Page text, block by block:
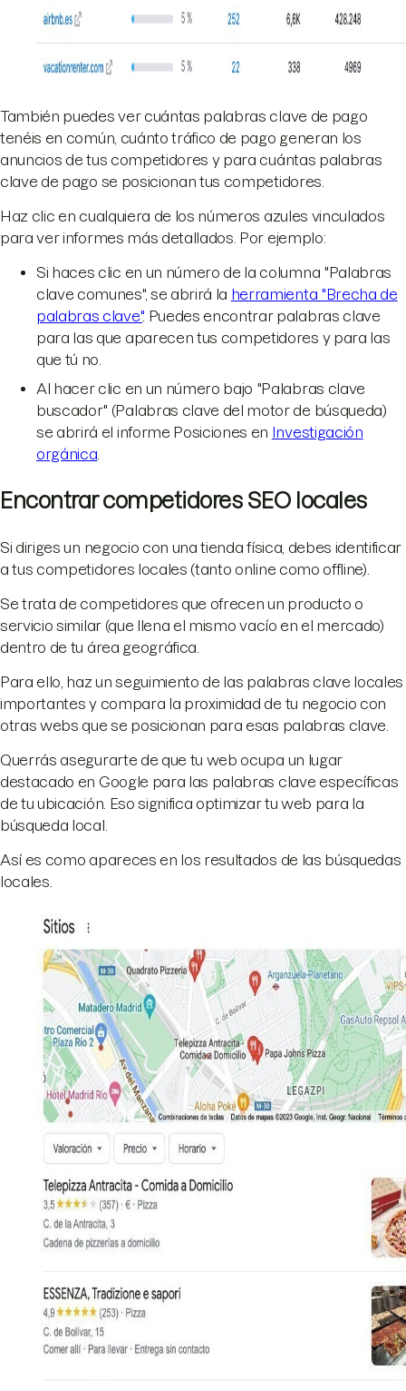
También puedes ver cuántas palabras clave de pago
tenéis en común, cuánto tráfico de pago generan los
anuncios de tus competidores y para cuántas palabras
clave de pago se posicionan tus competidores.
Haz clic en cualquiera de los números azules vinculados
para ver informes más detallados. Por ejemplo:
Si haces clic en un número de la columna "Palabras
clave comunes", se abrirá la herramienta "Brecha de
palabras clave". Puedes encontrar palabras clave
para las que aparecen tus competidores y para las
que tú no.
Al hacer clic en un número bajo "Palabras clave
buscador" (Palabras clave del motor de búsqueda)
se abrirá el informe Posiciones en Investigación
orgánica
Encontrar competidores SEO locales
Si diriges un negocio con una tienda física, debes identificar
a tus competidores locales (tanto online como offline).
Se trata de competidores que ofrecen un producto o
servicio similar (que llena el mismo vacío en el mercado)
dentro de tu área geográfica.
Para ello, haz un seguimiento de las palabras clave locales
importantes y compara la proximidad de tu negocio con
otras webs que se posicionan para esas palabras clave.
Querrás asegurarte de que tu web ocupa un lugar
destacado en Google para las palabras clave específicas
de tu ubicación. Eso significa optimizar tu web para la
búsqueda local.
Así es como apareces en los resultados de las búsquedas
locales.